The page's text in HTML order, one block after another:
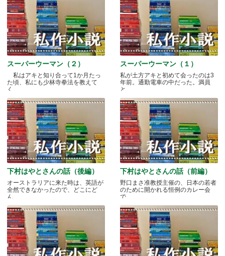
スーパーウーマン（２）
私はアキと知り合って1か月たっ
た頃、私にも少林寺拳法を教えて
く.....
スーパーウーマン（１）
私が土方アキと初めて会ったのは3
年前。通勤電車の中だった。満員
と.....
下村はやとさんの話（後編）
オーストラリアに来た時は、英語が
全然できなかったので、どこにど
ん.....
下村はやとさんの話（前編）
野口まさ准教授主催の、日本の若者
のために開かれる恒例のカレー会
で.....